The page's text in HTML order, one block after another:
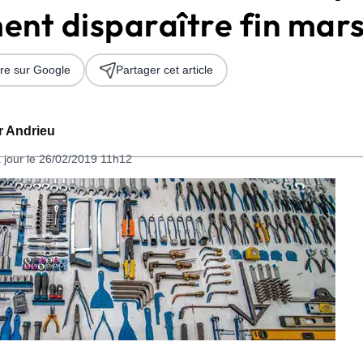
disparaître fin mars
Andrieu
jour le 26/02/2019 11h12
sur Google Partager cet article